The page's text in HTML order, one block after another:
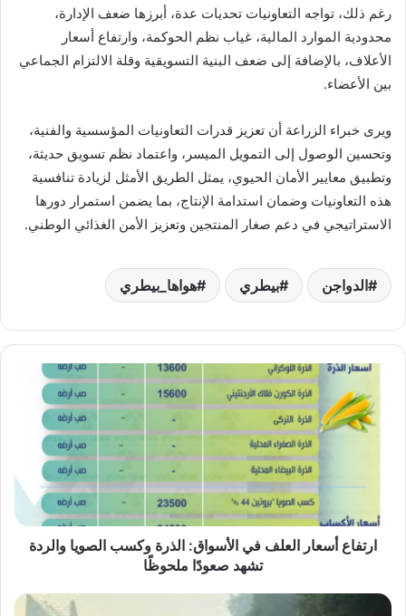
رغم ذلك، تواجه التعاونيات تحديات عدة، أبرزها ضعف الإدارة،
محدودية الموارد المالية، غياب نظم الحوكمة، وارتفاع أسعار
الأعلاف، بالإضافة إلى ضعف البنية التسويقية وقلة الالتزام الجماعي
بين الأعضاء.
ويرى خبراء الزراعة أن تعزيز قدرات التعاونيات المؤسسية والفنية،
وتحسين الوصول إلى التمويل الميسر، واعتماد نظم تسويق حديثة،
وتطبيق معايير الأمان الحيوي، يمثل الطريق الأمثل لزيادة تنافسية
هذه التعاونيات وضمان استدامة الإنتاج، بما يضمن استمرار دورها
الاستراتيجي في دعم صغار المنتجين وتعزيز الأمن الغذائي الوطني.
الدواجن بيطري هواها_بيطري
ارتفاع
العلف
وكسب
والردة
تشهدارتفاع أسعار العلف في الأسواق: الذرة وكسب الصويا والردة
تشهد صعودًا ملحوظًا
أجواء